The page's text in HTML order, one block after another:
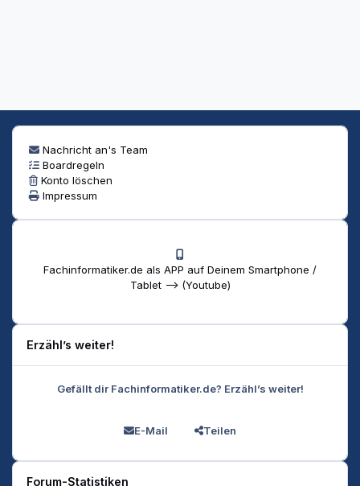
Nachricht an's Team
Boardregeln
Konto löschen
Impressum
Fachinformatiker.de als APP auf Deinem Smartphone /
Tablet --> (Youtube)
Erzähl’s weiter!
Gefällt dir Fachinformatiker.de? Erzähl’s weiter!
E-Mail Teilen
Forum-Statistiken